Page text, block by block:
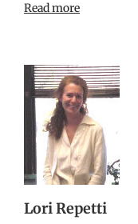
Read more
Lori Repetti